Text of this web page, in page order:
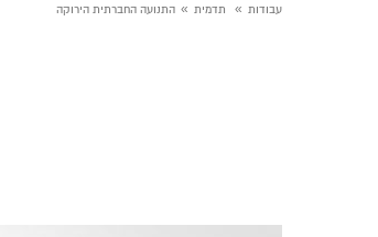
עבודות » תדמית » התנועה החברתית הירוקה